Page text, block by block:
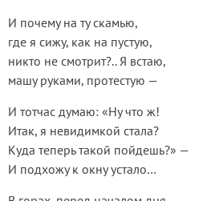
И почему на ту скамью,
где я сижу, как на пустую,
никто не смотрит?.. Я встаю,
машу руками, протестую —
И тотчас думаю: «Ну что ж!
Итак, я невидимкой стала?
Куда теперь такой пойдешь?» —
И подхожу к окну устало…